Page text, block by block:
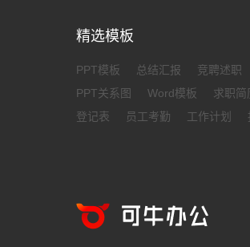
精选模板
PPT模板 总结汇报 竞聘述职
PPT关系图
Word模板 求职简
登记表
员工考勤 工作计划